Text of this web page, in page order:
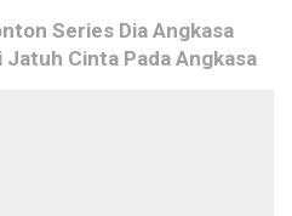
Series Dia Angkasa
Jatuh Cinta Pada Angkasa